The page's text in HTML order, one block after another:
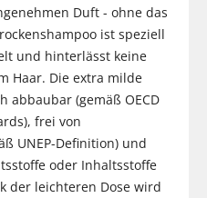
Duft - ohne das
ist speziell
und hinterlässt keine
Haar. Die extra milde
abbaubar (gemäß OECD
frei von
UNEP-Definition) und
oder Inhaltsstoffe
der leichteren Dose wird